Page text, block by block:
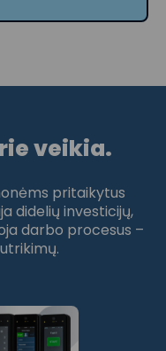
veikia.
pritaikytus
didelių investicijų,
darbo procesus –